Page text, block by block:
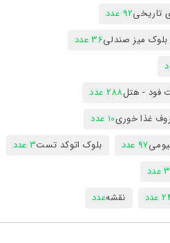
تاریخی92 عدد
بلوک میز صندلی36 عدد
فود - هتل288 عدد
غذا خوری10 عدد
97 عدد بلوک اتوکد تست3 عدد
3 عدد
نقشهعدد